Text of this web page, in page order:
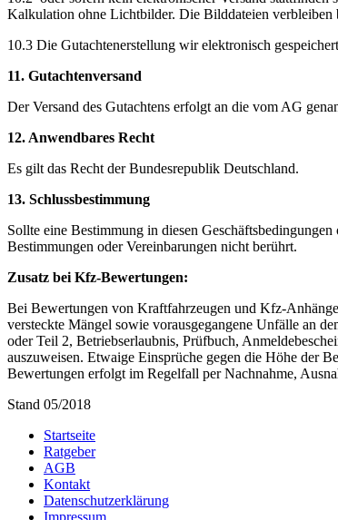
Kalkulation ohne Lichtbilder. Die Bilddateien
10.3 Die Gutachtenerstellung wir elektronisch
11. Gutachtenversand
Der Versand des Gutachtens erfolgt an die vom AG
12. Anwendbares Recht
Es gilt das Recht der Bundesrepublik Deutschland.
13. Schlussbestimmung
Sollte eine Bestimmung in diesen
Bestimmungen oder Vereinbarungen nicht berührt.
Zusatz bei Kfz-Bewertungen:
Bei Bewertungen von Kraftfahrzeugen und Kfz-
versteckte Mängel sowie vorausgegangene Unfälle an
oder Teil 2, Betriebserlaubnis, Prüfbuch,
auszuweisen. Etwaige Einsprüche gegen die Höhe der
Bewertungen erfolgt im Regelfall per Nachnahme,
Stand 05/2018
Startseite
Ratgeber
AGB
Kontakt
Datenschutzerklärung
Impressum